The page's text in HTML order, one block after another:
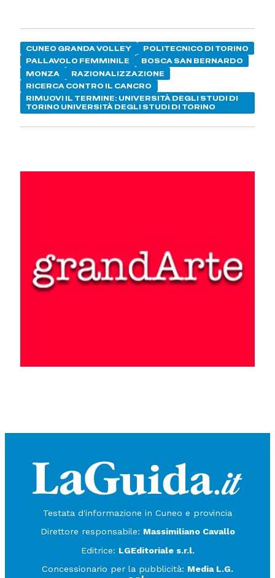
CUNEO GRANDA VOLLEY
POLITECNICO DI TORINO
PALLAVOLO FEMMINILE
BOSCA SAN BERNARDO
MONZA
RAZIONALIZZAZIONE
RICERCA CONTRO IL CANCRO
RIMUOVI IL TERMINE: UNIVERSITÀ DEGLI STUDI DI
TORINO UNIVERSITÀ DEGLI STUDI DI TORINO
Testata d'informazione in Cuneo e provincia
Direttore responsabile: Massimiliano Cavallo
Editrice: LGEditoriale s.r.l.
Concessionario per la pubblicità: Media L.G.